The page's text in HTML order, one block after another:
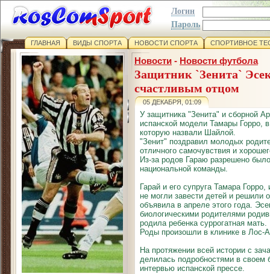
Логин
Пароль
ГЛАВНАЯ ВИДЫ СПОРТА НОВОСТИ СПОРТА СПОРТИВНОЕ
Новости - Новости футбола
Защитник `Зенита`
счастливым отцом
05 ДЕКАБРЯ, 01:09
У защитника "Зенита" и сборной
испанской модели Тамары Горро,
которую назвали Шайлой.
"Зенит" поздравил молодых
отличного самочувствия и
Из-за родов Гараю разрешено
национальной команды.
Гарай и его супруга Тамара
не могли завести детей и решили
объявила в апреле этого года.
биологическими родителями
родила ребенка суррогатная мать.
Роды произошли в клинике в Лос-
На протяжении всей истории с
делилась подробностями в своем
интервью испанской прессе.